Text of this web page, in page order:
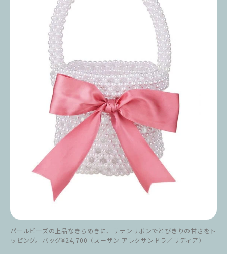
パールビーズの上品なきらめきに、サテンリボンでとびきりの甘さをト
ッピング。バッグ¥24,700（スーザン アレクサンドラ／リディア）